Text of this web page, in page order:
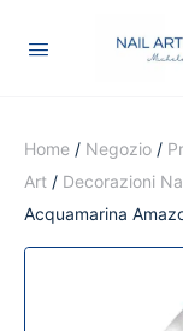
Home / Negozio /
Art / Decorazioni
Acquamarina